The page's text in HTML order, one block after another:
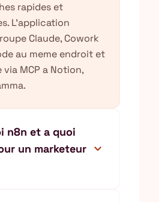
rapides et
L'application
Claude, Cowork
au meme endroit et
MCP a Notion,
n8n et a quoi
un marketeur expand_more